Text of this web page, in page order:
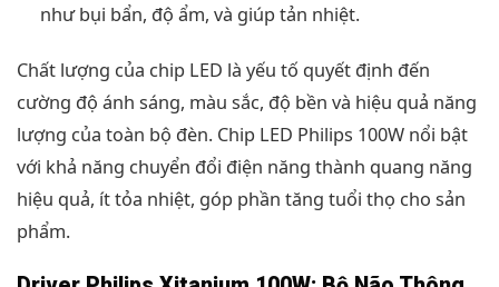
như bụi bẩn, độ ẩm, và giúp tản nhiệt.
Chất lượng của chip LED là yếu tố quyết định đến
cường độ ánh sáng, màu sắc, độ bền và hiệu quả năng
lượng của toàn bộ đèn. Chip LED Philips 100W nổi bật
với khả năng chuyển đổi điện năng thành quang năng
hiệu quả, ít tỏa nhiệt, góp phần tăng tuổi thọ cho sản
phẩm.